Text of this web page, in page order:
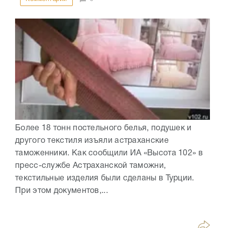
Более 18 тонн постельного белья, подушек и
другого текстиля изъяли астраханские
таможенники. Как сообщили ИА «Высота 102» в
пресс-службе Астраханской таможни,
текстильные изделия были сделаны в Турции.
При этом документов,...